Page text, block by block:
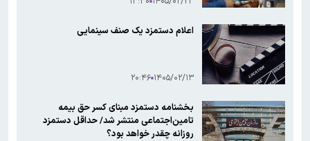
اعلام دستمزد یک صنف سینمایی
۱۴۰۵/۰۲/۱۳ ۲۰:۴۶
بخشنامه دستمزد مبنای کسر حق بیمه
تامین‌اجتماعی منتشر شد/ حداقل دستمزد
روزانه چقدر خواهد بود؟